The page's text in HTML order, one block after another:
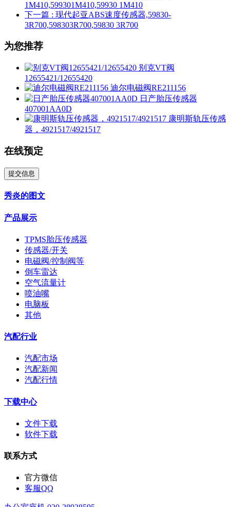
1M410,599301M410,59930 1M410
下一篇 : 现代起亚ABS速度传感器,59830-
3R700,598303R700,59830 3R700
为您推荐
别克VT阀
12655421/12655420
迪尔电磁阀RE211156
日产胎压传感器
407001AA0D
康明斯轨压传感
器，4921517/4921517
在线预定
提交信息
秀炎的图文
产品展示
TPMS胎压传感器
传感器/开关
电磁阀/控制阀等
倒车雷达
空气流量计
喷油嘴
电脑板
其他
汽配行业
汽配市场
汽配新闻
汽配行情
下载中心
文件下载
软件下载
联系方式
官方微信
客服QQ